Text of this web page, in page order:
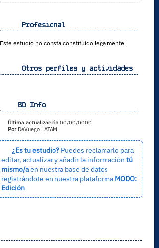
Profesional
Este estudio no consta constituído legalmente
Otros perfiles y actividades
BD Info
Última actualización00/00/0000
PorDeVuego LATAM
¿Es tu estudio?Puedes reclamarlo para
editar, actualizar y añadir la información tú
mismo/aen nuestra base de datos
registrándote en nuestra plataforma MODO:
Edición